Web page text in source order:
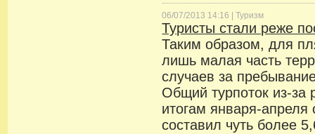
06/07/2013 14:16 |Туризм
Туристы стали реже
Таким образом, для
лишь малая часть
случаев за
Общий турпоток из-за
итогам января-апреля
составил чуть более